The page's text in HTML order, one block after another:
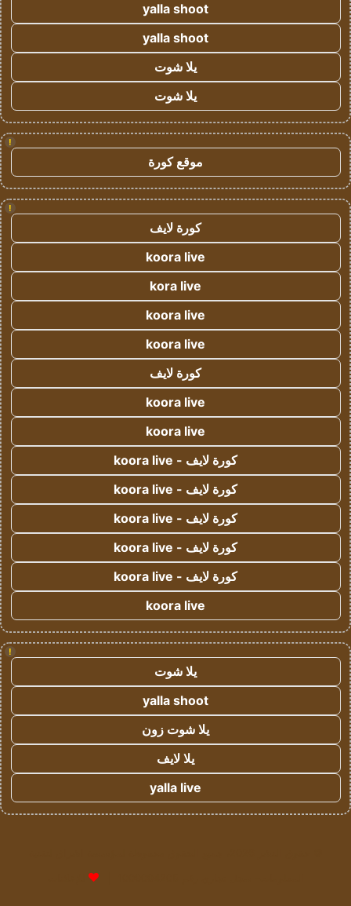
yalla shoot
yalla shoot
يلا شوت
يلا شوت
!
موقع كورة
!
كورة لايف
koora live
kora live
koora live
koora live
كورة لايف
koora live
koora live
كورة لايف - koora live
كورة لايف - koora live
كورة لايف - koora live
كورة لايف - koora live
كورة لايف - koora live
koora live
!
يلا شوت
yalla shoot
يلا شوت زون
يلا لايف
yalla live